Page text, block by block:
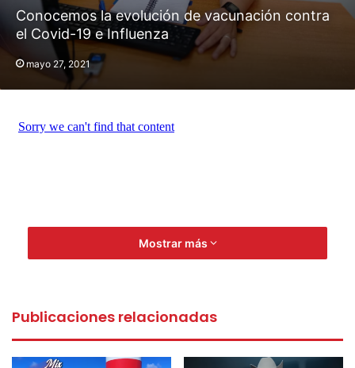
Conocemos la evolución de vacunación contra
el Covid-19 e Influenza
mayo 27, 2021
Mostrar más
Publicaciones relacionadas